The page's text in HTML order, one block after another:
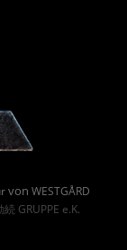
von WESTGÅRD
GRUPPE e.K.